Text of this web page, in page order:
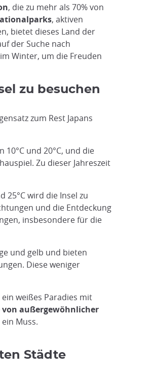
, die zu mehr als 70% von
, aktiven
bietet dieses Land der
der Suche nach
Winter, um die Freuden
zu besuchen
zum Rest Japans
und 20°C, und die
Zu dieser Jahreszeit
25°C wird die Insel zu
und die Entdeckung
insbesondere für die
und gelb und bieten
Diese weniger
weißes Paradies mit
von außergewöhnlicher
Muss.
Städte